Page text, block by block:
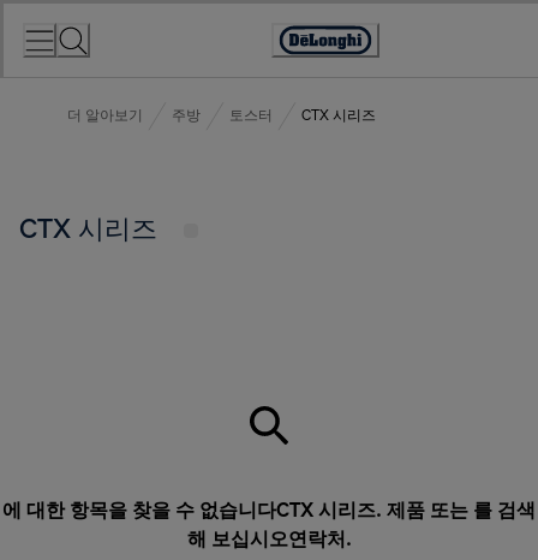
Accessibility
더 알아보기 주방 토스터 CTX 시리즈
CTX 시리즈
에 대한 항목을 찾을 수 없습니다CTX 시리즈. 제품 또는 를 검색
해 보십시오연락처 .